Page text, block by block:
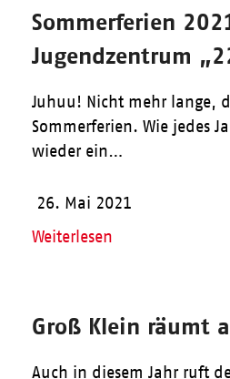
Sommerferien
Jugendzentrum
Juhuu! Nicht mehr lange,
Sommerferien. Wie jedes
wieder ein…
26. Mai 2021
Weiterlesen
Groß Klein räumt
Auch in diesem Jahr ruft